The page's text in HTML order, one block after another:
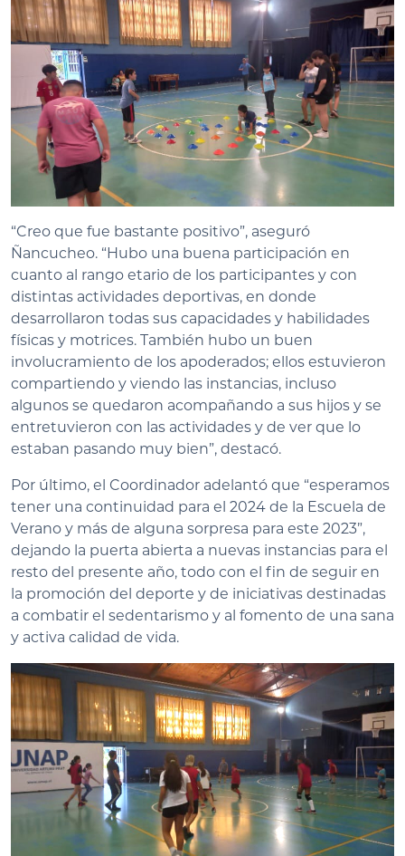
“Creo que fue bastante positivo”, aseguró
Ñancucheo. “Hubo una buena participación en
cuanto al rango etario de los participantes y con
distintas actividades deportivas, en donde
desarrollaron todas sus capacidades y habilidades
físicas y motrices. También hubo un buen
involucramiento de los apoderados; ellos estuvieron
compartiendo y viendo las instancias, incluso
algunos se quedaron acompañando a sus hijos y se
entretuvieron con las actividades y de ver que lo
estaban pasando muy bien”, destacó.
Por último, el Coordinador adelantó que “esperamos
tener una continuidad para el 2024 de la Escuela de
Verano y más de alguna sorpresa para este 2023”,
dejando la puerta abierta a nuevas instancias para el
resto del presente año, todo con el fin de seguir en
la promoción del deporte y de iniciativas destinadas
a combatir el sedentarismo y al fomento de una sana
y activa calidad de vida.